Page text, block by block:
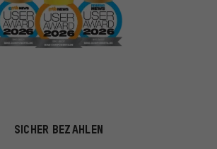
SICHER BEZAHLEN